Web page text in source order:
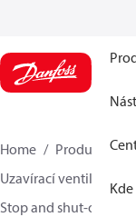
Home Produkty
Uzavírací ventily
Stop and shut-off